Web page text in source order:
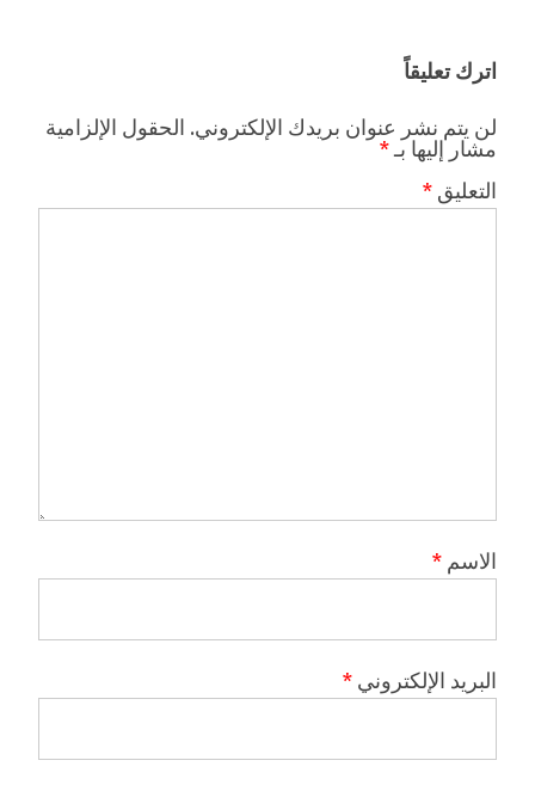
اترك تعليقاً
لن يتم نشر عنوان بريدك الإلكتروني. الحقول الإلزامية
مشار إليها بـ *
التعليق *
الاسم *
البريد الإلكتروني *